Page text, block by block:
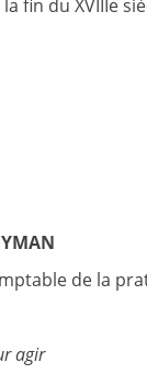
fin du XVIIIe
de la
agir